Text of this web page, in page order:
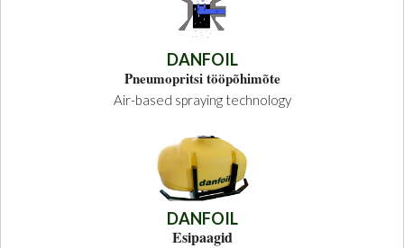
DANFOIL
Pneumopritsi tööpõhimõte
Air-based spraying technology
DANFOIL
Esipaagid